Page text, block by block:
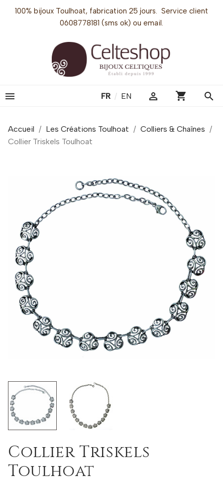
100% bijoux Toulhoat, fabrication 25 jours. Service client
0608778181 (sms ok) ou email.
 FR / EN  shopping_cart search
Accueil Les Créations Toulhoat
Colliers & Chaînes
Collier Triskels Toulhoat
Collier Triskels
Toulhoat